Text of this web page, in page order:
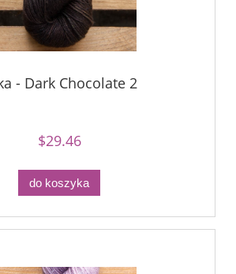
- Dark Chocolate 2
$29.46
do koszyka